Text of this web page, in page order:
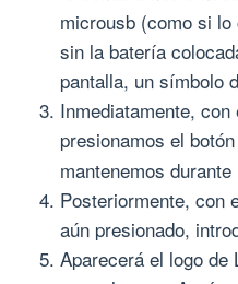
microusb (como si
sin la batería
pantalla, un símbolo
Inmediatamente,
presionamos el
mantenemos
Posteriormente, con
aún presionado,
Aparecerá el logo de